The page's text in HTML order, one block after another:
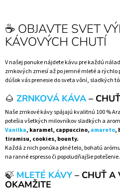
☕ OBJAVTE SVET
KÁVOVÝCH CHUTÍ
V našej ponuke nájdete kávu pre každú
zrnkových zmesí až po jemné mleté a
dúšok vás prenesie do sveta vôní, sladkých
🌰 ZRNKOVÁ KÁVA –
Naše zrnkové kávy spájajú kvalitnú 100 %
potešia všetkých milovníkov sladkých a
Vanilka, karamel, cappuccino,amareto,
tiramisu, cookies, bounty.
Každá z nich ponúka plné telo, bohatú
na ranné espresso či popoludňajšie potešenie.
🍃 MLETÉ KÁVY – CHUŤ A
OKAMŽITE